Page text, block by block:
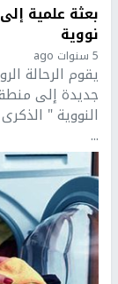
بعثة علمية
نووية
5 سنوات ago
يقوم الرحالة
جديدة إلى
...